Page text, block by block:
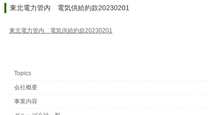
東北電力管内 電気供給約款20230201
東北電力管内 電気供給約款20230201
Topics
会社概要
事業内容